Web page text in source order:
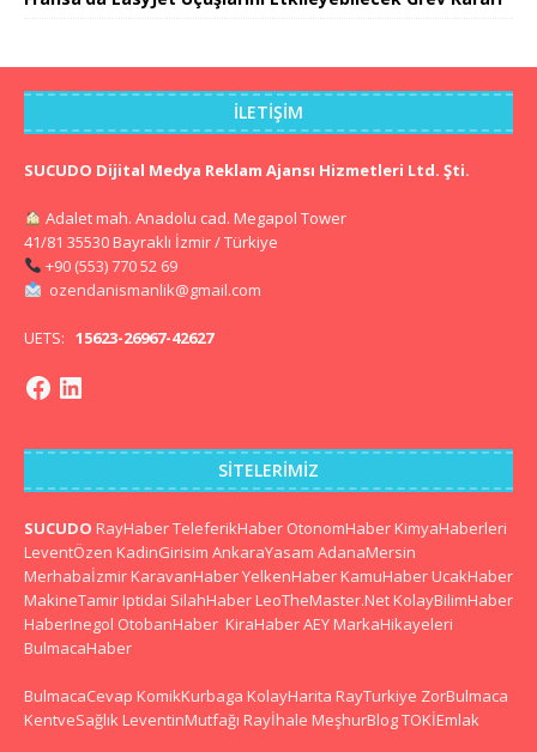
İLETIŞIM
SUCUDO Dijital Medya Reklam Ajansı Hizmetleri Ltd. Şti.
Adalet mah. Anadolu cad. Megapol Tower
41/81 35530 Bayraklı İzmir / Türkiye
+90 (553) 770 52 69
ozendanismanlik@gmail.com
UETS: 15623-26967-42627
SITELERIMIZ
SUCUDO RayHaberTeleferikHaber OtonomHaber KimyaHaberleri
LeventÖzen KadinGirisim AnkaraYasam AdanaMersin
Merhabaİzmir KaravanHaberYelkenHaber KamuHaber UcakHaber
MakineTamir Iptidai SilahHaber LeoTheMaster.Net KolayBilimHaber
HaberInegol OtobanHaber KiraHaberAEY MarkaHikayeleri
BulmacaHaber
BulmacaCevap KomikKurbaga KolayHarita RayTurkiye ZorBulmaca
KentveSağlık LeventinMutfağı Rayİhale MeşhurBlogTOKİEmlak